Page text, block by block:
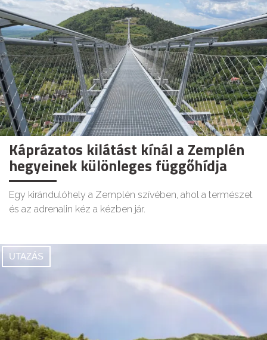
Káprázatos kilátást kínál a Zemplén
hegyeinek különleges függőhídja
Egy kirándulóhely a Zemplén szívében, ahol a természet
és az adrenalin kéz a kézben jár.
UTAZÁS